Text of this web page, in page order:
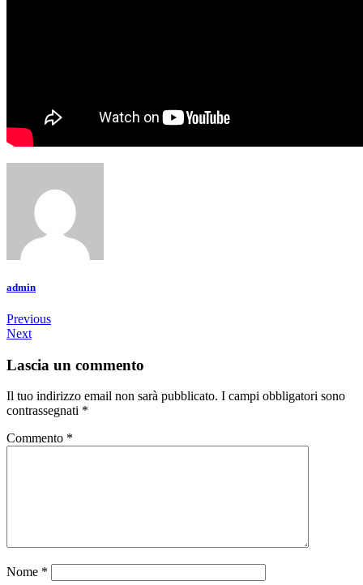
admin
Previous
Next
Lascia un commento
Il tuo indirizzo email non sarà pubblicato. I campi obbligatori sono
contrassegnati *
Commento *
Nome *